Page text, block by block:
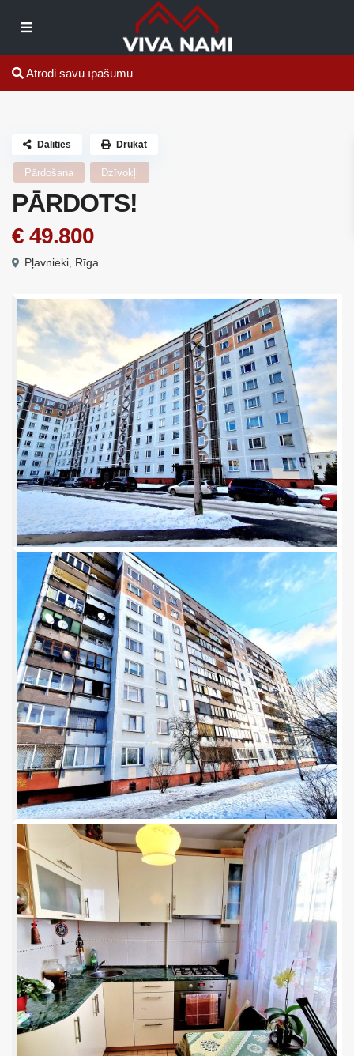
Atrodi savu īpašumu
Pārdošana Dzīvokļi
PĀRDOTS!
€ 49.800
Pļavnieki Rīga
Dalīties Drukāt